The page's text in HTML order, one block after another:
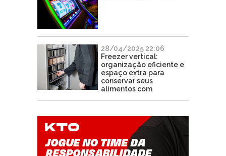
28/04/2025 22:06
Freezer vertical:
organização eficiente e
espaço extra para
conservar seus
alimentos com